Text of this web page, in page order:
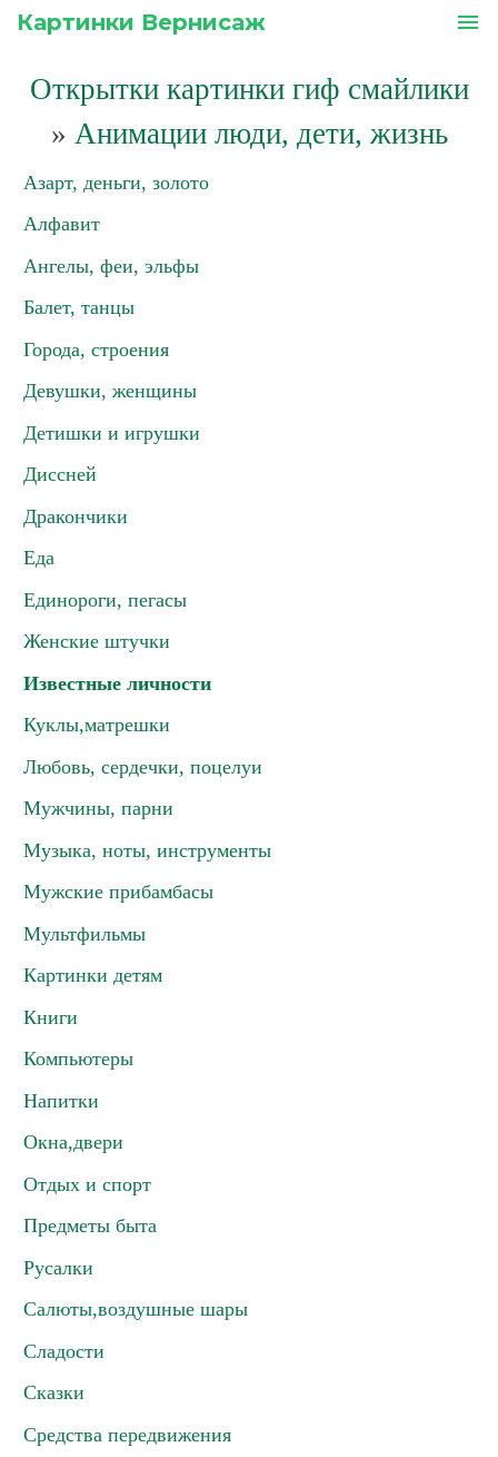
Картинки Вернисаж menu
Открытки картинки гиф смайлики
» Анимации люди, дети, жизнь
Азарт, деньги, золото
Алфавит
Ангелы, феи, эльфы
Балет, танцы
Города, строения
Девушки, женщины
Детишки и игрушки
Диссней
Дракончики
Еда
Единороги, пегасы
Женские штучки
Известные личности
Куклы,матрешки
Любовь, сердечки, поцелуи
Мужчины, парни
Музыка, ноты, инструменты
Мужские прибамбасы
Мультфильмы
Картинки детям
Книги
Компьютеры
Напитки
Окна,двери
Отдых и спорт
Предметы быта
Русалки
Салюты,воздушные шары
Сладости
Сказки
Средства передвижения